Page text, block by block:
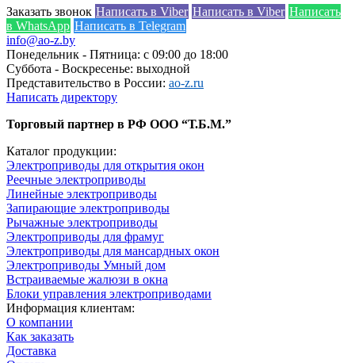
Заказать звонок Написать в Viber Написать в Viber Написать
в WhatsApp Написать в Telegram
info@ao-z.by
Понедельник - Пятница: с 09:00 до 18:00
Суббота - Воскресенье: выходной
Представительство в России: ao-z.ru
Написать директору
Торговый партнер в РФ ООО “Т.Б.М.”
Каталог продукции:
Электроприводы для открытия окон
Реечные электроприводы
Линейные электроприводы
Запирающие электроприводы
Рычажные электроприводы
Электроприводы для фрамуг
Электроприводы для мансардных окон
Электроприводы Умный дом
Встраиваемые жалюзи в окна
Блоки управления электроприводами
Информация клиентам:
О компании
Как заказать
Доставка